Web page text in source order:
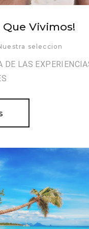
Que Vivimos!
seleccion
DE LAS